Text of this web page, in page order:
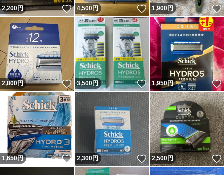
2,200円 いいね！
4,500円 いいね！
1,900円
2,800円 いいね！
3,500円 いいね！
1,950円
1,650円 いいね！
2,300円 いいね！
2,500円